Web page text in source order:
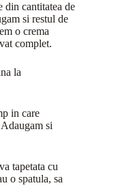
din cantitatea de
si restul de
o crema
complet.
la
in care
si
tapetata cu
o spatula, sa